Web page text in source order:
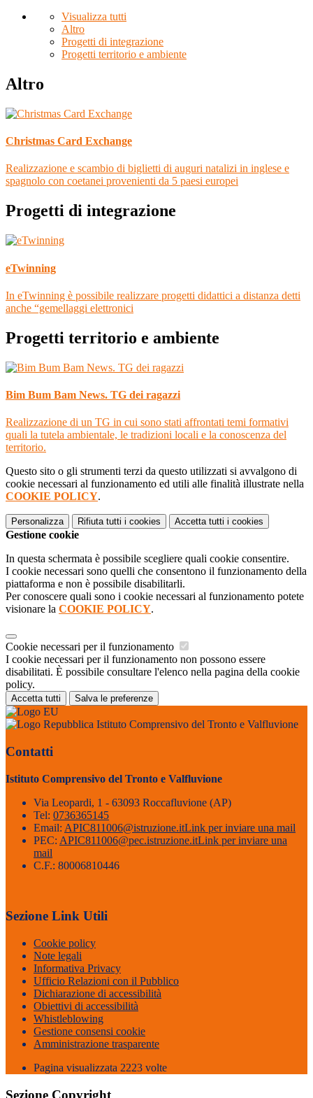
Visualizza tutti
Altro
Progetti di integrazione
Progetti territorio e ambiente
Altro
Christmas Card Exchange
Realizzazione e scambio di biglietti di auguri natalizi in inglese e
spagnolo con coetanei provenienti da 5 paesi europei
Progetti di integrazione
eTwinning
In eTwinning è possibile realizzare progetti didattici a distanza detti
anche “gemellaggi elettronici
Progetti territorio e ambiente
Bim Bum Bam News. TG dei ragazzi
Realizzazione di un TG in cui sono stati affrontati temi formativi
quali la tutela ambientale, le tradizioni locali e la conoscenza del
territorio.
Questo sito o gli strumenti terzi da questo utilizzati si avvalgono di
cookie necessari al funzionamento ed utili alle finalità illustrate nella
COOKIE POLICY.
Personalizza Rifiuta tutti i cookies Accetta tutti i cookies
Gestione cookie
In questa schermata è possibile scegliere quali cookie consentire.
I cookie necessari sono quelli che consentono il funzionamento della
piattaforma e non è possibile disabilitarli.
Per conoscere quali sono i cookie necessari al funzionamento potete
visionare la COOKIE POLICY.
Cookie necessari per il funzionamento
I cookie necessari per il funzionamento non possono essere
disabilitati. È possibile consultare l'elenco nella pagina della cookie
policy.
Accetta tutti Salva le preferenze
Istituto Comprensivo del Tronto e Valfluvione
Contatti
Istituto Comprensivo del Tronto e Valfluvione
Via Leopardi, 1 - 63093 Roccafluvione (AP)
Tel: 0736365145
Email: APIC811006@istruzione.itLink per inviare una mail
PEC: APIC811006@pec.istruzione.itLink per inviare una
mail
C.F.: 80006810446
Sezione Link Utili
Cookie policy
Note legali
Informativa Privacy
Ufficio Relazioni con il Pubblico
Dichiarazione di accessibilità
Obiettivi di accessibilità
Whistleblowing
Gestione consensi cookie
Amministrazione trasparente
Pagina visualizzata 2223 volte
Sezione Copyright